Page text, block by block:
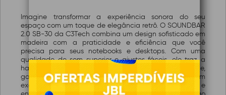
Imagine transformar a experiência sonora do seu
espaço com um toque de elegância retrô. O SOUNDBAR
2.0 SB-30 da C3Tech combina um design sofisticado em
madeira com a praticidade e eficiência que você
precisa para seus notebooks e desktops. Com uma
qualidade de som superior e ajustes fáceis, ele traz a
harmonia perfeita entre estilo e funcionalidade,
garantindo que cada momento seja sonorizado com
excelência. Deixe seu ambiente mais charmoso e